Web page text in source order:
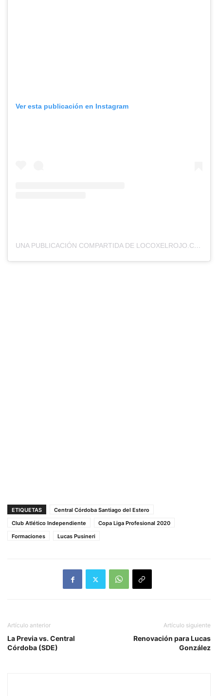
Ver esta publicación en Instagram
UNA PUBLICACIÓN COMPARTIDA DE LOCOXELROJO.COM (@LOCOXELROJOWEB)
ETIQUETAS
Central Córdoba Santiago del Estero
Club Atlético Independiente
Copa Liga Profesional 2020
Formaciones
Lucas Pusineri
Artículo anterior
La Previa vs. Central
Córdoba (SDE)
Artículo siguiente
Renovación para Lucas
González